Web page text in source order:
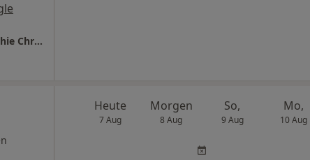
Praxis für Chinesische Medizin und Osteopathie Christel Heidinger
Heute
7 Aug
Morgen
8 Aug
So,
9 Aug
Mo,
10 Aug